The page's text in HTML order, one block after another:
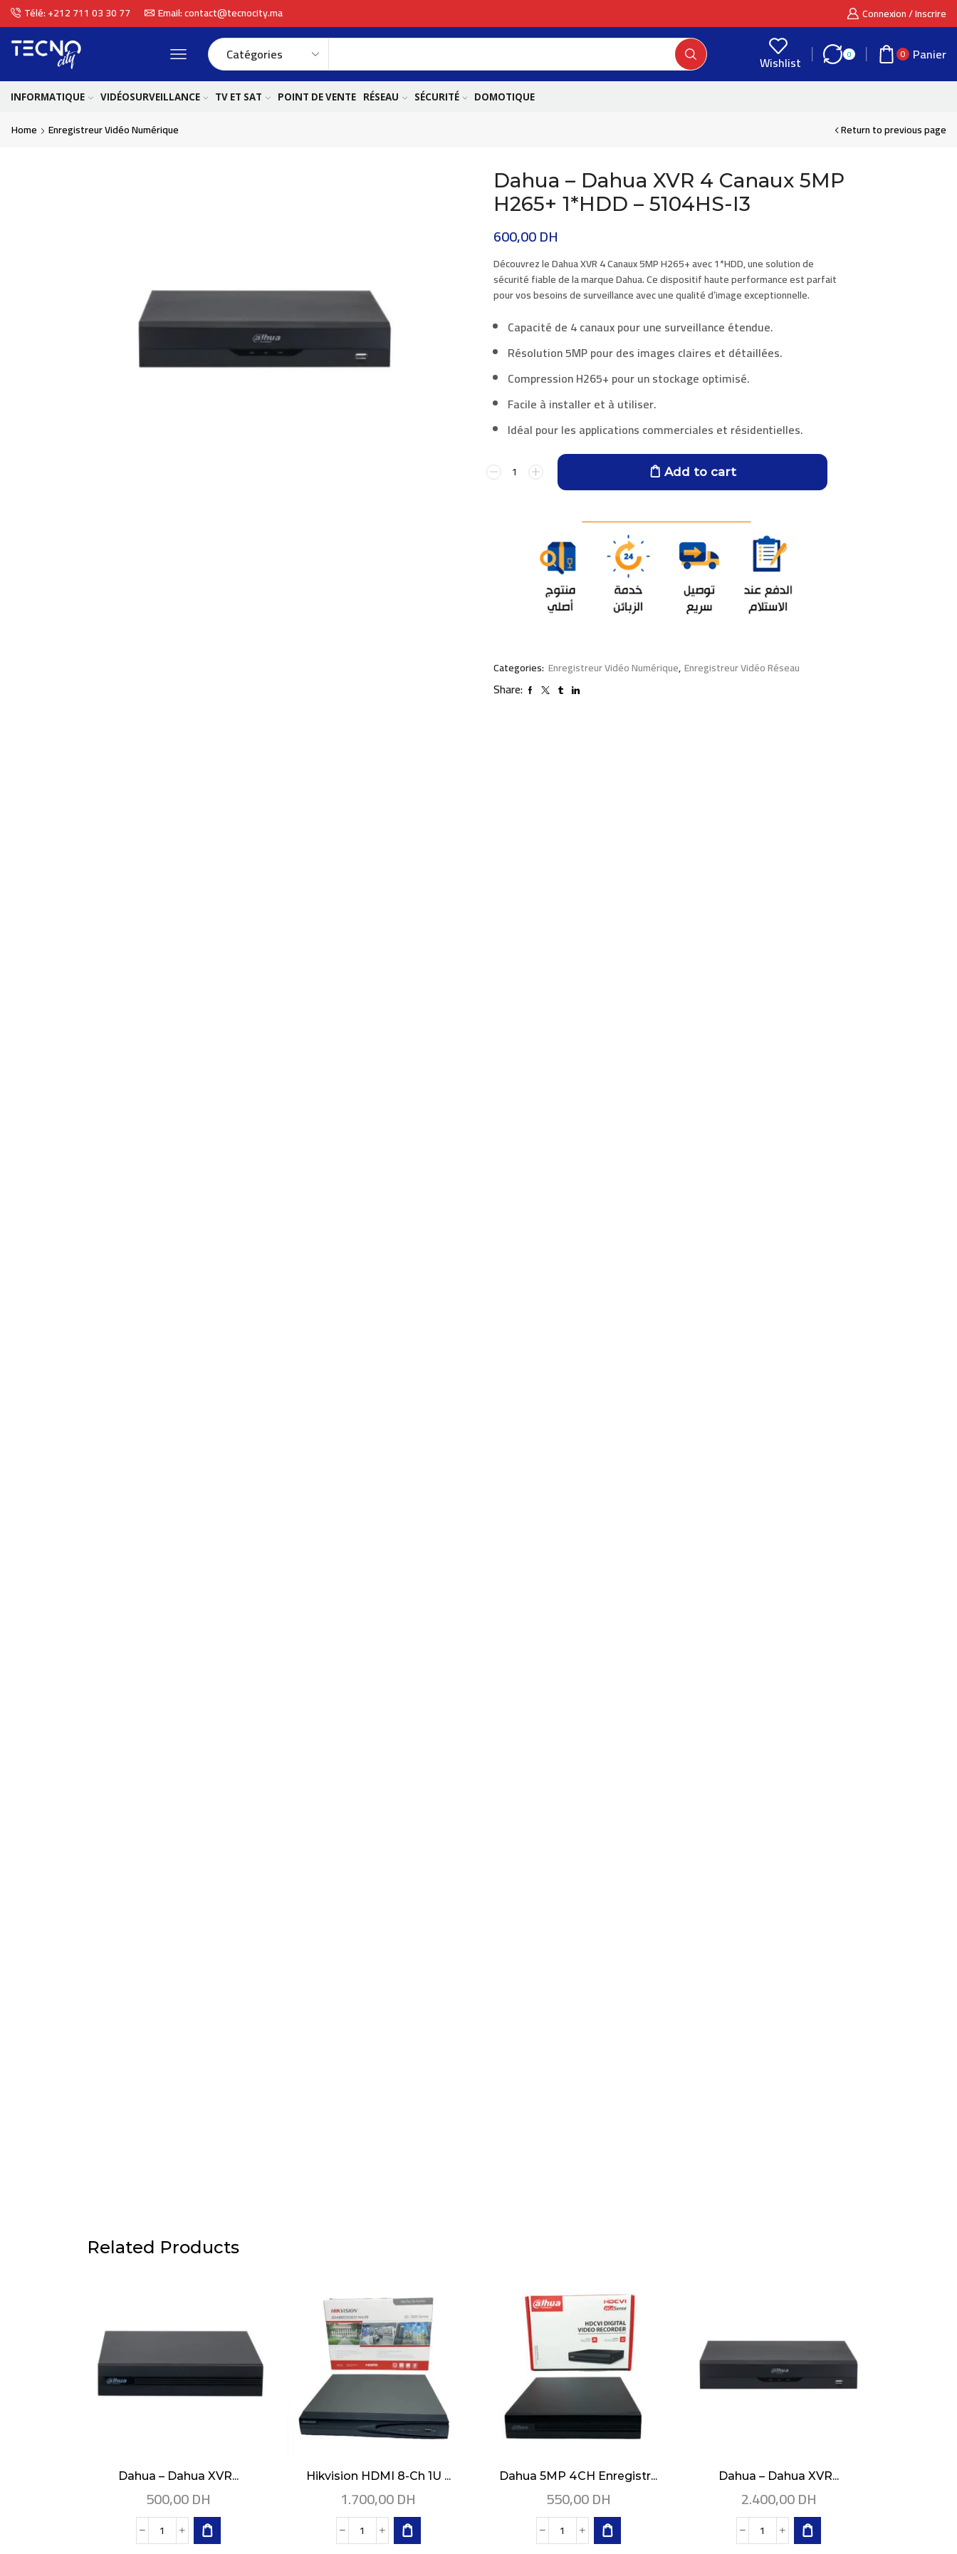
Télé: +212 711 03 30 77 Email: contact@tecnocity.ma Connexion / Inscrire
Wishlist 0 0 Panier
INFORMATIQUE VIDÉOSURVEILLANCE TV ET SAT POINT DE VENTE RÉSEAU SÉCURITÉ DOMOTIQUE
Home Enregistreur Vidéo Numérique Return to previous page
Dahua – Dahua XVR 4 Canaux 5MP
H265+ 1*HDD – 5104HS-I3
600,00DH
Découvrez leDahua XVR 4 Canaux 5MP H265+avec 1*HDD, une solution de
sécurité fiable de la marqueDahua. Ce dispositif haute performance est parfait
pour vos besoins de surveillance avec une qualité d’image exceptionnelle.
Capacité de 4 canaux pour une surveillance étendue.
Résolution 5MP pour des images claires et détaillées.
Compression H265+ pour un stockage optimisé.
Facile à installer et à utiliser.
Idéal pour les applications commerciales et résidentielles.
Add to cart
Categories: Enregistreur Vidéo Numérique, Enregistreur Vidéo Réseau
Share:
Related Products
Dahua – Dahua XVR...
500,00DH
Hikvision HDMI 8-Ch 1U ...
1.700,00DH
Dahua 5MP 4CH Enregistr...
550,00DH
Dahua – Dahua XVR...
2.400,00DH